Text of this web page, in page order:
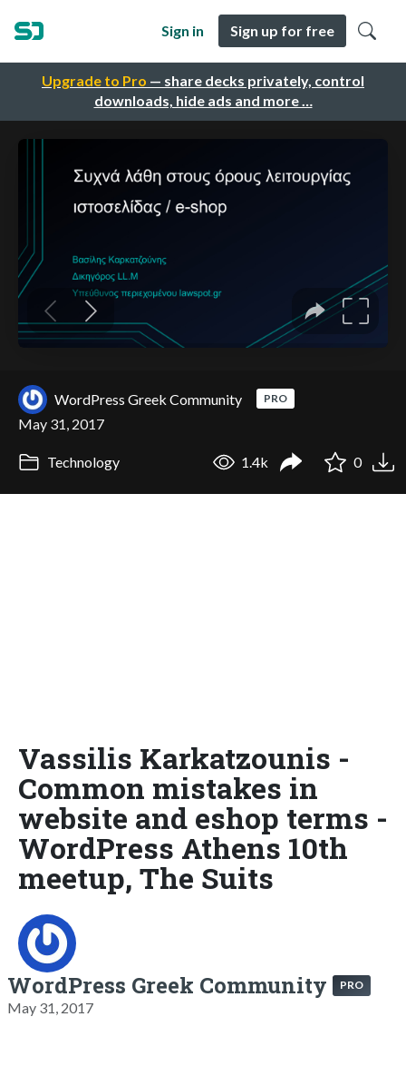
Upgrade to Pro — share decks privately, control
downloads, hide ads and more …
Sign in Sign up for free
WordPress Greek Community PRO
May 31, 2017
Technology 1.4k 0
Vassilis Karkatzounis -
Common mistakes in
website and eshop terms -
WordPress Athens 10th
meetup, The Suits
WordPress Greek Community PRO
May 31, 2017